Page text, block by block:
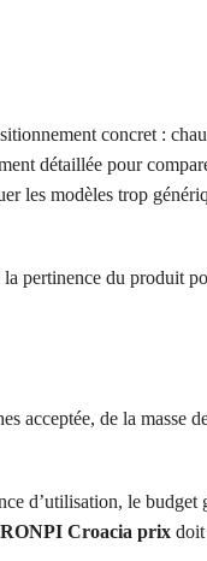
concret :
détaillée pour
les modèles trop
pertinence du produit
acceptée, de la masse
d’utilisation, le budget
Croacia prix doit